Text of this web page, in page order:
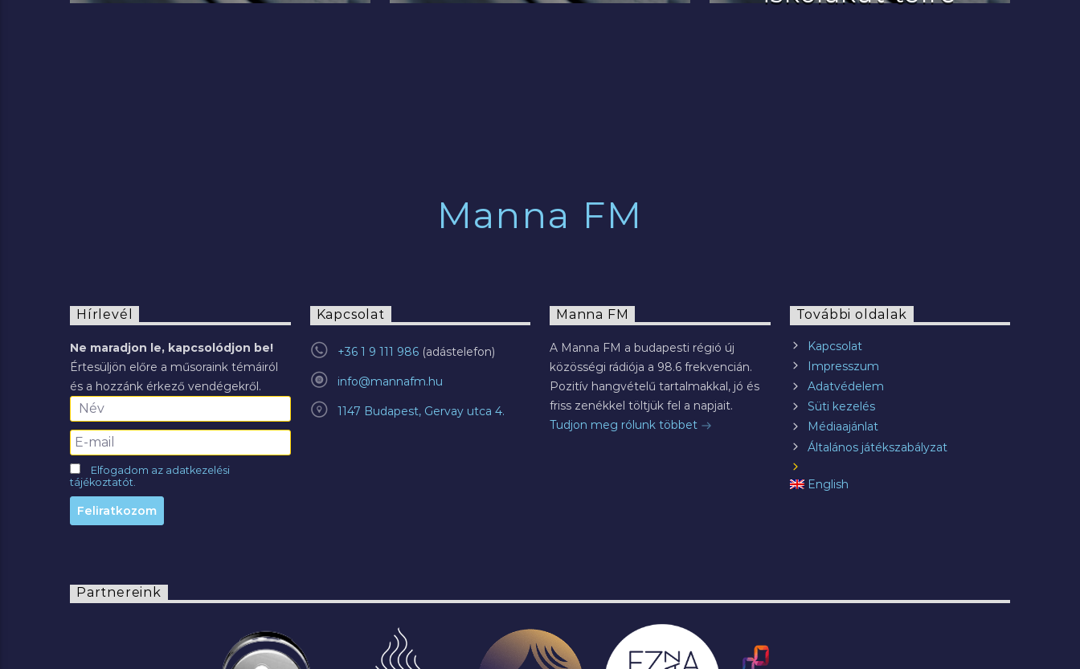
Manna FM
Hírlevél
Ne maradjon le, kapcsolódjon be!
Értesüljön előre a műsoraink témáiról
és a hozzánk érkező vendégekről.
Elfogadom az adatkezelési
tájékoztatót.
Kapcsolat
+36 1 9 111 986
info@mannafm.hu
1147 Budapest, Gervay utca 4.
Manna FM
A Manna FM a budapesti régió új
közösségi rádiója a 98.6 frekvencián.
Pozitív hangvételű tartalmakkal, jó és
friss zenékkel töltjük fel a napjait.
Tudjon meg rólunk többet
További oldalak
Kapcsolat
Impresszum
Adatvédelem
Süti kezelés
Médiaajánlat
Általános játékszabályzat
English
Partnereink